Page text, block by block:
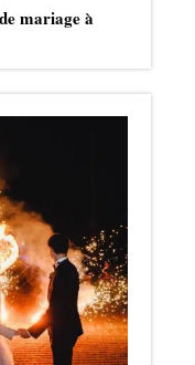
mariage à